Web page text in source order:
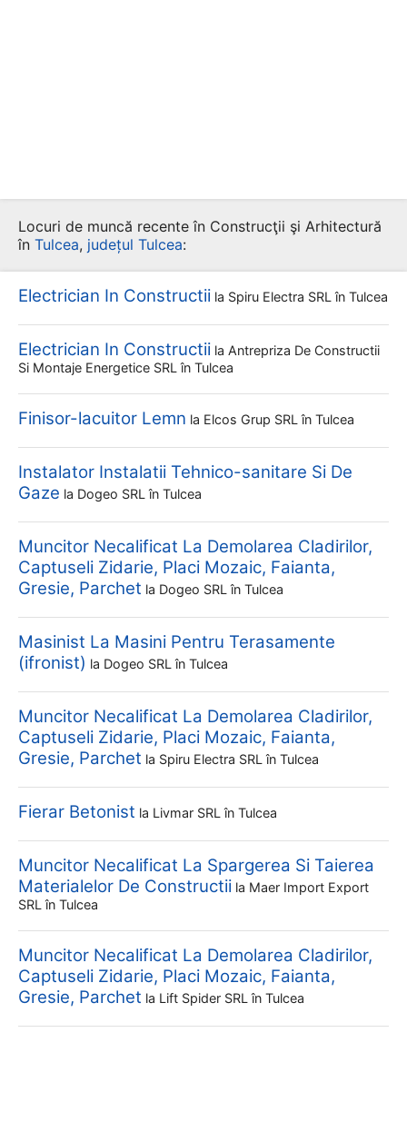
Locuri de muncă recente în Construcţii şi Arhitectură
în Tulcea, județul Tulcea:
Electrician In Constructii la Spiru Electra SRL în Tulcea
Electrician In Constructii la Antrepriza De Constructii
Si Montaje Energetice SRL în Tulcea
Finisor-lacuitor Lemn la Elcos Grup SRL în Tulcea
Instalator Instalatii Tehnico-sanitare Si De
Gaze la Dogeo SRL în Tulcea
Muncitor Necalificat La Demolarea Cladirilor,
Captuseli Zidarie, Placi Mozaic, Faianta,
Gresie, Parchet la Dogeo SRL în Tulcea
Masinist La Masini Pentru Terasamente
(ifronist) la Dogeo SRL în Tulcea
Muncitor Necalificat La Demolarea Cladirilor,
Captuseli Zidarie, Placi Mozaic, Faianta,
Gresie, Parchet la Spiru Electra SRL în Tulcea
Fierar Betonist la Livmar SRL în Tulcea
Muncitor Necalificat La Spargerea Si Taierea
Materialelor De Constructii la Maer Import Export
SRL în Tulcea
Muncitor Necalificat La Demolarea Cladirilor,
Captuseli Zidarie, Placi Mozaic, Faianta,
Gresie, Parchet la Lift Spider SRL în Tulcea